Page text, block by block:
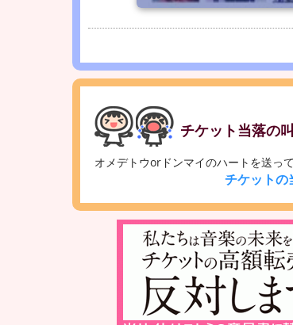
チケット当落の
オメデトウorドンマイのハートを送っ
チケットの